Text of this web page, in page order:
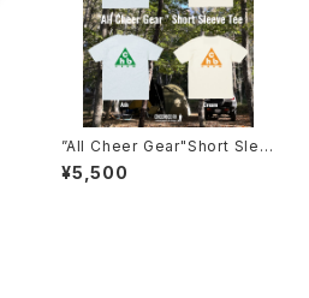
”All Cheer Gear"Short Slee
ve Tee
¥5,500